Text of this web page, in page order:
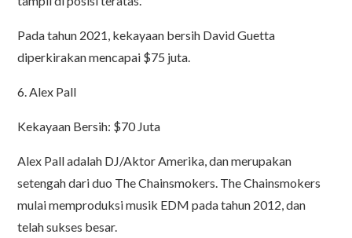
Pada tahun 2021, kekayaan bersih David Guetta
diperkirakan mencapai $75 juta.
6. Alex Pall
Kekayaan Bersih: $70 Juta
Alex Pall adalah DJ/Aktor Amerika, dan merupakan
setengah dari duo The Chainsmokers. The Chainsmokers
mulai memproduksi musik EDM pada tahun 2012, dan
telah sukses besar.